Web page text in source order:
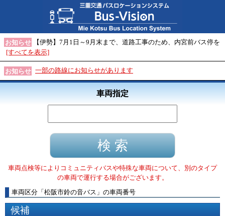
お知らせ
【伊勢】7月1日～9月末まで、道路工事のため、内宮前バス停を
[すべてを表示]
お知らせ 一部の路線にお知らせがあります
車両指定
車両点検等によりコミュニティバスや特殊な車両について、別のタイプ
の車両で運行する場合がございます。
車両区分 「 松阪市鈴の音バス 」 の車両番号
候補